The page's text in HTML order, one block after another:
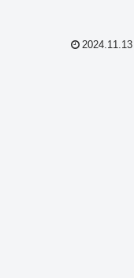
2024.11.13